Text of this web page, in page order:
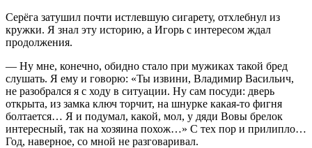
Серёга затушил почти истлевшую сигарету, отхлебнул из
кружки. Я знал эту историю, а Игорь с интересом ждал
продолжения.
— Ну мне, конечно, обидно стало при мужиках такой бред
слушать. Я ему и говорю: «Ты извини, Владимир Васильич,
не разобрался я с ходу в ситуации. Ну сам посуди: дверь
открыта, из замка ключ торчит, на шнурке какая-то фигня
болтается… Я и подумал, какой, мол, у дяди Вовы брелок
интересный, так на хозяина похож…» С тех пор и прилипло…
Год, наверное, со мной не разговаривал.